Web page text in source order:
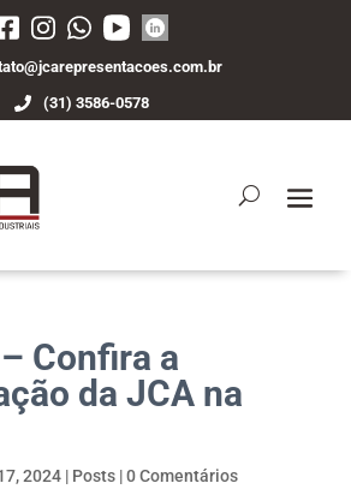
(31) 3586-0578
Confira a
da JCA na
2024| Posts|0 Comentários